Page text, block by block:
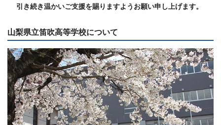
引き続き温かいご支援を賜りますようお願い申し上げます。
山梨県立笛吹高等学校について